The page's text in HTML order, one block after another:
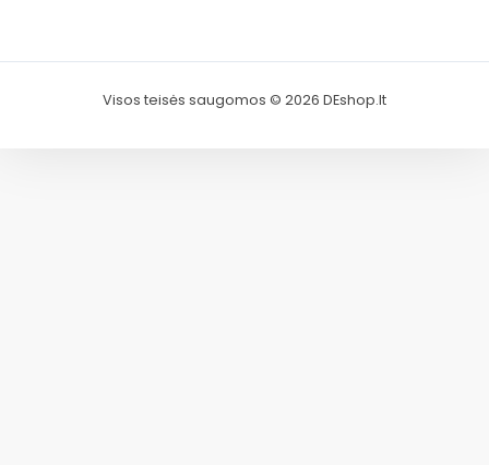
Visos teisės saugomos © 2026 DEshop.lt